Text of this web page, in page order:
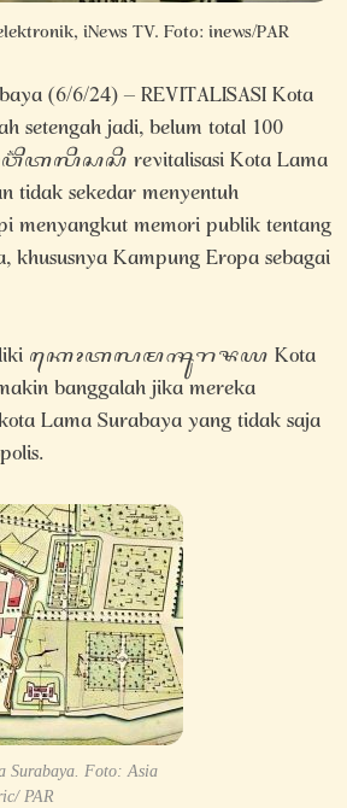
iNews TV. Foto: inews/PAR
(6/6/24) – REVITALISASI Kota
setengah jadi, belum total 100
revitalisasi Kota Lama
tidak sekedar menyentuh
menyangkut memori publik tentang
khususnya Kampung Eropa sebagai
ꦏꦺꦴꦠꦭꦩꦯꦸꦫꦨꦪ Kota
banggalah jika mereka
Lama Surabaya yang tidak saja
Surabaya. Foto: Asia
PAR